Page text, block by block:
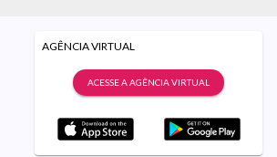
AGÊNCIA VIRTUAL
ACESSE A AGÊNCIA VIRTUAL